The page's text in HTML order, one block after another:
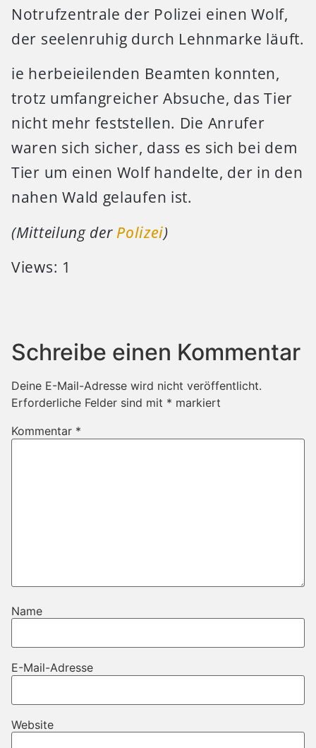
Notrufzentrale der Polizei einen Wolf,
der seelenruhig durch Lehnmarke läuft.
ie herbeieilenden Beamten konnten,
trotz umfangreicher Absuche, das Tier
nicht mehr feststellen. Die Anrufer
waren sich sicher, dass es sich bei dem
Tier um einen Wolf handelte, der in den
nahen Wald gelaufen ist.
(Mitteilung der Polizei)
Views: 1
Schreibe einen Kommentar
Deine E-Mail-Adresse wird nicht veröffentlicht.
Erforderliche Felder sind mit * markiert
Kommentar *
Name
E-Mail-Adresse
Website